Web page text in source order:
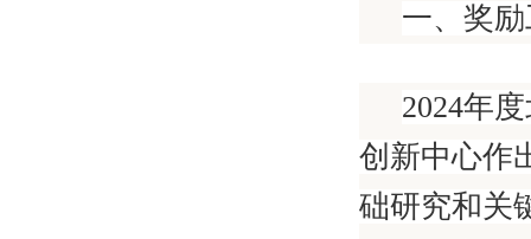
一、奖
2024年
创新中心作
础研究和关